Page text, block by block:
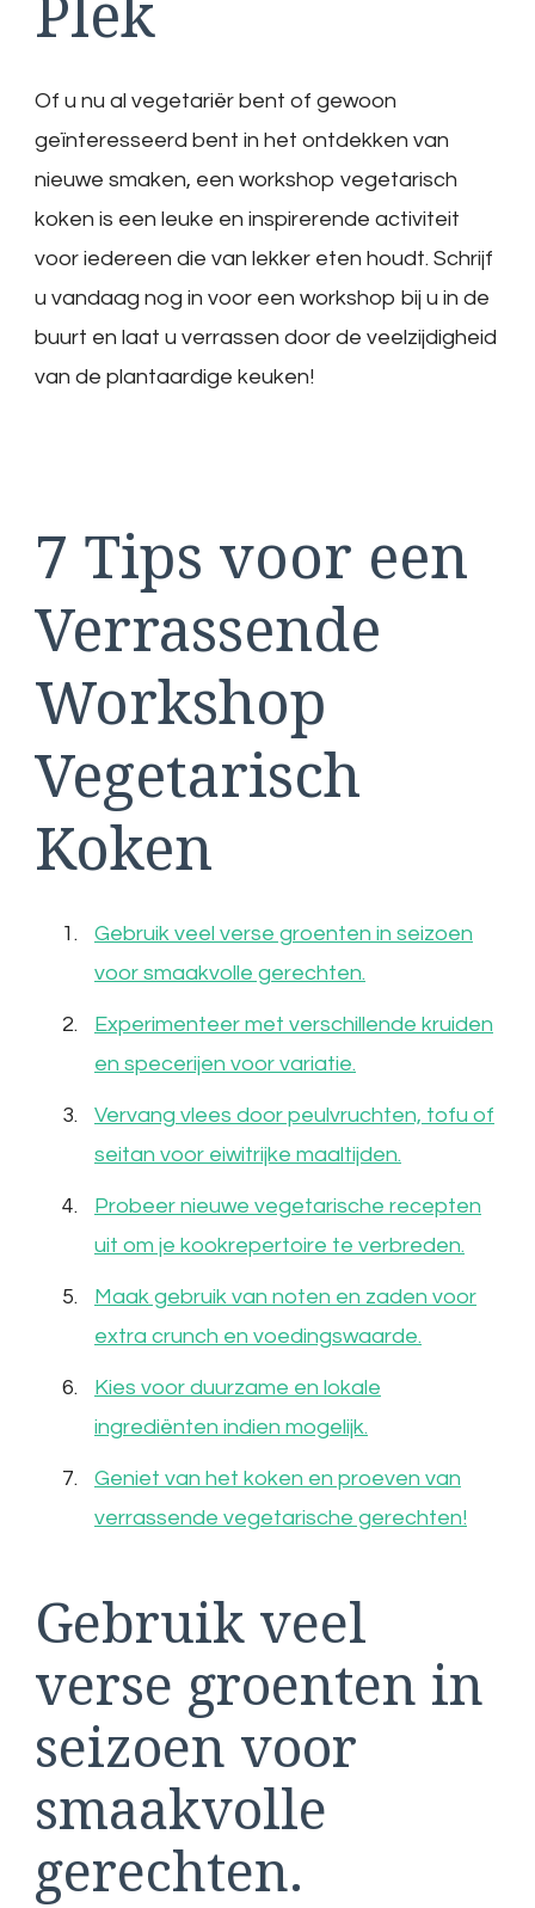
Of u nu al vegetariër bent of gewoon
geïnteresseerd bent in het ontdekken van
nieuwe smaken, een workshop vegetarisch
koken is een leuke en inspirerende activiteit
voor iedereen die van lekker eten houdt. Schrijf
u vandaag nog in voor een workshop bij u in de
buurt en laat u verrassen door de veelzijdigheid
van de plantaardige keuken!
7 Tips voor een
Verrassende
Workshop
Vegetarisch
Koken
Gebruik veel verse groenten in seizoen
voor smaakvolle gerechten.
Experimenteer met verschillende kruiden
en specerijen voor variatie.
Vervang vlees door peulvruchten, tofu of
seitan voor eiwitrijke maaltijden.
Probeer nieuwe vegetarische recepten
uit om je kookrepertoire te verbreden.
Maak gebruik van noten en zaden voor
extra crunch en voedingswaarde.
Kies voor duurzame en lokale
ingrediënten indien mogelijk.
Geniet van het koken en proeven van
verrassende vegetarische gerechten!
Gebruik veel
verse groenten in
seizoen voor
smaakvolle
gerechten.